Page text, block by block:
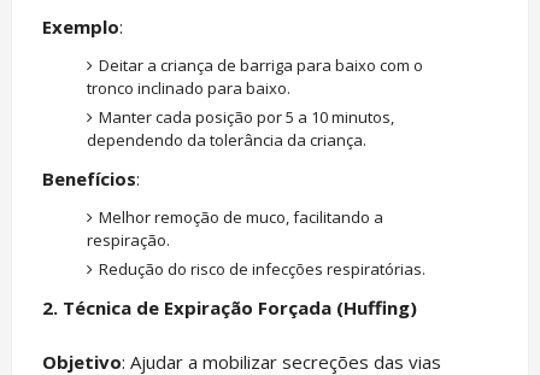
Exemplo:
Deitar a criança de barriga para baixo com o
tronco inclinado para baixo.
Manter cada posição por 5 a 10 minutos,
dependendo da tolerância da criança.
Benefícios:
Melhor remoção de muco, facilitando a
respiração.
Redução do risco de infecções respiratórias.
2. Técnica de Expiração Forçada (Huffing)
Objetivo: Ajudar a mobilizar secreções das vias